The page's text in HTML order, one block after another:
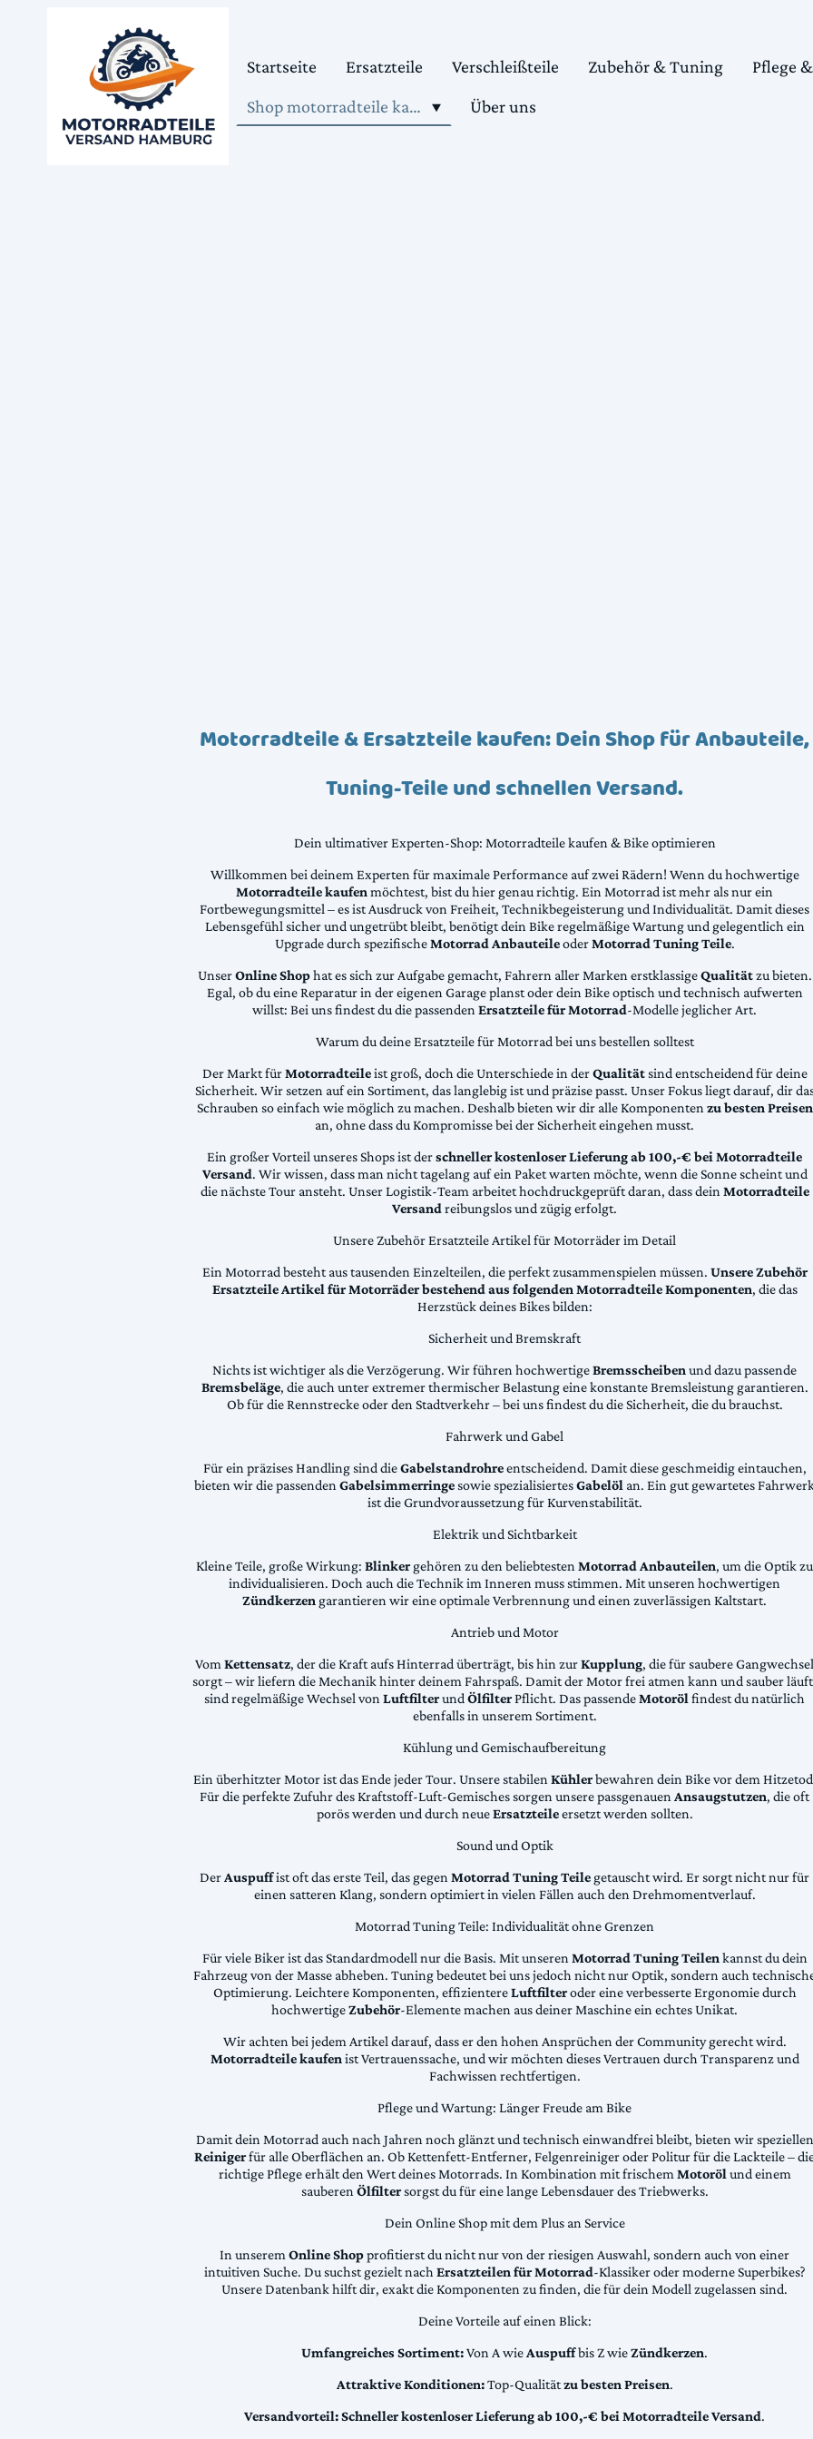
Startseite Ersatzteile Verschleißteile Zubehör & Tuning
Pflege
Shop motorradteile kaufen
Über uns
Motorradteile & Ersatzteile kaufen: Dein Shop für Anbauteile,
Tuning-Teile und schnellen Versand.
Dein ultimativer Experten-Shop: Motorradteile kaufen & Bike optimieren
Willkommen bei deinem Experten für maximale Performance auf zwei Rädern! Wenn du hochwertige
Motorradteile kaufenmöchtest, bist du hier genau richtig. Ein Motorrad ist mehr als nur ein
Fortbewegungsmittel – es ist Ausdruck von Freiheit, Technikbegeisterung und Individualität. Damit dieses
Lebensgefühl sicher und ungetrübt bleibt, benötigt dein Bike regelmäßige Wartung und gelegentlich ein
Upgrade durch spezifischeMotorrad AnbauteileoderMotorrad Tuning Teile.
UnserOnline Shophat es sich zur Aufgabe gemacht, Fahrern aller Marken erstklassigeQualitätzu bieten.
Egal, ob du eine Reparatur in der eigenen Garage planst oder dein Bike optisch und technisch aufwerten
willst: Bei uns findest du die passendenErsatzteile für Motorrad-Modelle jeglicher Art.
Warum du deine Ersatzteile für Motorrad bei uns bestellen solltest
Der Markt fürMotorradteileist groß, doch die Unterschiede in derQualitätsind entscheidend für deine
Sicherheit. Wir setzen auf ein Sortiment, das langlebig ist und präzise passt. Unser Fokus liegt darauf, dir
Schrauben so einfach wie möglich zu machen. Deshalb bieten wir dir alle Komponentenzu besten Preisen
an, ohne dass du Kompromisse bei der Sicherheit eingehen musst.
Ein großer Vorteil unseres Shops ist derschneller kostenloser Lieferung ab 100,-€ bei Motorradteile
Versand. Wir wissen, dass man nicht tagelang auf ein Paket warten möchte, wenn die Sonne scheint und
die nächste Tour ansteht. Unser Logistik-Team arbeitet hochdruckgeprüft daran, dass deinMotorradteile
Versandreibungslos und zügig erfolgt.
Unsere Zubehör Ersatzteile Artikel für Motorräder im Detail
Ein Motorrad besteht aus tausenden Einzelteilen, die perfekt zusammenspielen müssen. Unsere Zubehör
Ersatzteile Artikel für Motorräder bestehend aus folgenden Motorradteile Komponenten, die das
Herzstück deines Bikes bilden:
Sicherheit und Bremskraft
Nichts ist wichtiger als die Verzögerung. Wir führen hochwertigeBremsscheibenund dazu passende
Bremsbeläge, die auch unter extremer thermischer Belastung eine konstante Bremsleistung garantieren.
Ob für die Rennstrecke oder den Stadtverkehr – bei uns findest du die Sicherheit, die du brauchst.
Fahrwerk und Gabel
Für ein präzises Handling sind dieGabelstandrohreentscheidend. Damit diese geschmeidig eintauchen,
bieten wir die passendenGabelsimmerringesowie spezialisiertesGabelöl an. Ein gut gewartetes
ist die Grundvoraussetzung für Kurvenstabilität.
Elektrik und Sichtbarkeit
Kleine Teile, große Wirkung: Blinker gehören zu den beliebtestenMotorrad Anbauteilen, um die Optik zu
individualisieren. Doch auch die Technik im Inneren muss stimmen. Mit unseren hochwertigen
Zündkerzen garantieren wir eine optimale Verbrennung und einen zuverlässigen Kaltstart.
Antrieb und Motor
VomKettensatz, der die Kraft aufs Hinterrad überträgt, bis hin zurKupplung, die für saubere Gangwechsel
sorgt – wir liefern die Mechanik hinter deinem Fahrspaß. Damit der Motor frei atmen kann und sauber
sind regelmäßige Wechsel vonLuftfilterundÖlfilterPflicht. Das passendeMotorölfindest du natürlich
ebenfalls in unserem Sortiment.
Kühlung und Gemischaufbereitung
Ein überhitzter Motor ist das Ende jeder Tour. Unsere stabilenKühlerbewahren dein Bike vor dem
Für die perfekte Zufuhr des Kraftstoff-Luft-Gemisches sorgen unsere passgenauenAnsaugstutzen, die oft
porös werden und durch neueErsatzteileersetzt werden sollten.
Sound und Optik
DerAuspuffist oft das erste Teil, das gegenMotorrad Tuning Teile getauscht wird. Er sorgt nicht nur für
einen satteren Klang, sondern optimiert in vielen Fällen auch den Drehmomentverlauf.
Motorrad Tuning Teile: Individualität ohne Grenzen
Für viele Biker ist das Standardmodell nur die Basis. Mit unserenMotorrad Tuning Teilenkannst du dein
Fahrzeug von der Masse abheben. Tuning bedeutet bei uns jedoch nicht nur Optik, sondern auch
Optimierung. Leichtere Komponenten, effizientereLuftfilteroder eine verbesserte Ergonomie durch
hochwertigeZubehör-Elemente machen aus deiner Maschine ein echtes Unikat.
Wir achten bei jedem Artikel darauf, dass er den hohen Ansprüchen der Community gerecht wird.
Motorradteile kaufenist Vertrauenssache, und wir möchten dieses Vertrauen durch Transparenz und
Fachwissen rechtfertigen.
Pflege und Wartung: Länger Freude am Bike
Damit dein Motorrad auch nach Jahren noch glänzt und technisch einwandfrei bleibt, bieten wir speziellen
Reinigerfür alle Oberflächen an. Ob Kettenfett-Entferner, Felgenreiniger oder Politur für die Lackteile –
richtige Pflege erhält den Wert deines Motorrads. In Kombination mit frischemMotorölund einem
sauberenÖlfiltersorgst du für eine lange Lebensdauer des Triebwerks.
Dein Online Shop mit dem Plus an Service
In unseremOnline Shopprofitierst du nicht nur von der riesigen Auswahl, sondern auch von einer
intuitiven Suche. Du suchst gezielt nachErsatzteilen für Motorrad-Klassiker oder moderne Superbikes?
Unsere Datenbank hilft dir, exakt die Komponenten zu finden, die für dein Modell zugelassen sind.
Deine Vorteile auf einen Blick:
Umfangreiches Sortiment:Von A wieAuspuffbis Z wieZündkerzen.
Attraktive Konditionen:Top-Qualitätzu besten Preisen.
Versandvorteil:Schneller kostenloser Lieferung ab 100,-€ bei Motorradteile Versand.